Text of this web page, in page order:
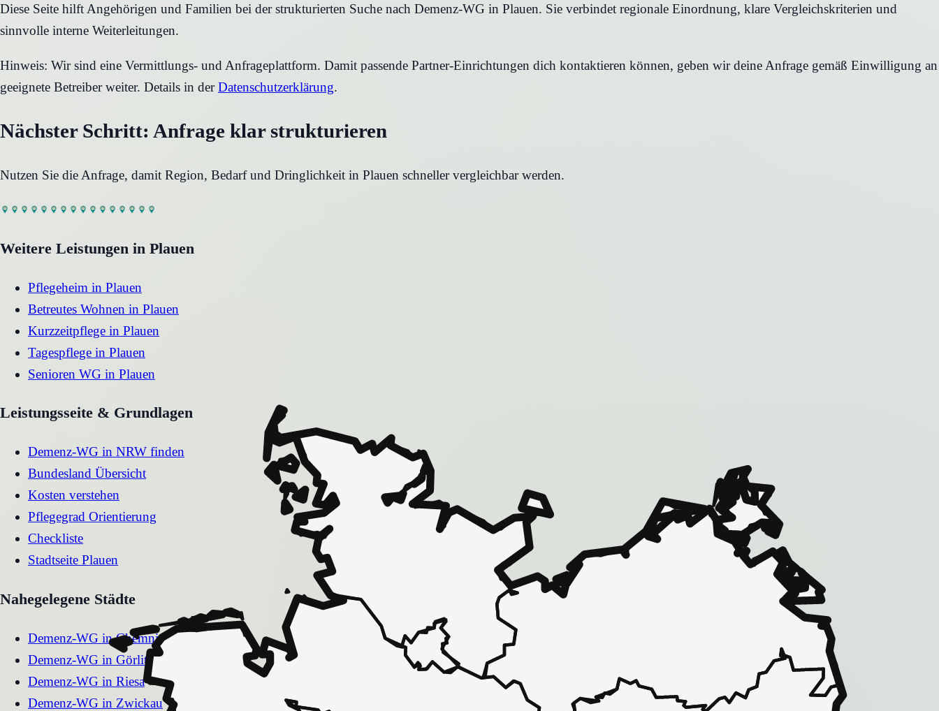
Diese Seite hilft Angehörigen und Familien bei der strukturierten Suche nach Demenz-WG in Plauen. Sie verbindet regionale Einordnung, klare Vergleichskriterien und
sinnvolle interne Weiterleitungen.
Hinweis: Wir sind eine Vermittlungs- und Anfrageplattform. Damit passende Partner-Einrichtungen dich kontaktieren können, geben wir deine Anfrage gemäß Einwilligung an
geeignete Betreiber weiter. Details in der Datenschutzerklärung.
Nächster Schritt: Anfrage klar strukturieren
Nutzen Sie die Anfrage, damit Region, Bedarf und Dringlichkeit in Plauen schneller vergleichbar werden.
Weitere Leistungen in Plauen
Pflegeheim in Plauen
Betreutes Wohnen in Plauen
Kurzzeitpflege in Plauen
Tagespflege in Plauen
Senioren WG in Plauen
Leistungsseite & Grundlagen
Demenz-WG in NRW finden
Bundesland Übersicht
Kosten verstehen
Pflegegrad Orientierung
Checkliste
Stadtseite Plauen
Nahegelegene Städte
Demenz-WG inChemnitz
Demenz-WG in Görlitz
Demenz-WG in Riesa
Demenz-WG in Zwickau